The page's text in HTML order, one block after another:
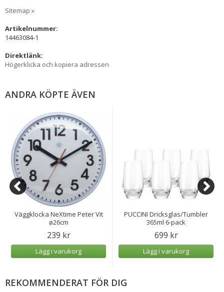
Sitemap »
Artikelnummer:
14463084-1
Direktlänk:
Högerklicka och kopiera adressen
ANDRA KÖPTE ÄVEN
Väggklocka NeXtime Peter Vit
ø26cm
239 kr
Lägg i varukorg
PUCCINI Dricksglas/Tumbler
365ml 6-pack
699 kr
Lägg i varukorg
REKOMMENDERAT FÖR DIG